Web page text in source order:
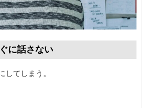
に話さない
してしまう。